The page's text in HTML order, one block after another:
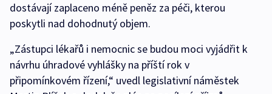
dostávají zaplaceno méně peněz za péči, kterou
poskytli nad dohodnutý objem.
„Zástupci lékařů i nemocnic se budou moci vyjádřit k
návrhu úhradové vyhlášky na příští rok v
připomínkovém řízení,“ uvedl legislativní náměstek